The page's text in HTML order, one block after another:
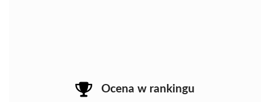
Ocena w rankingu